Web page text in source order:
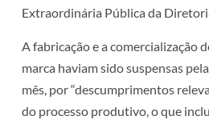
Extraordinária Pública da
A fabricação e a comercialização
marca haviam sido suspensas
mês, por “descumprimentos
do processo produtivo, o que